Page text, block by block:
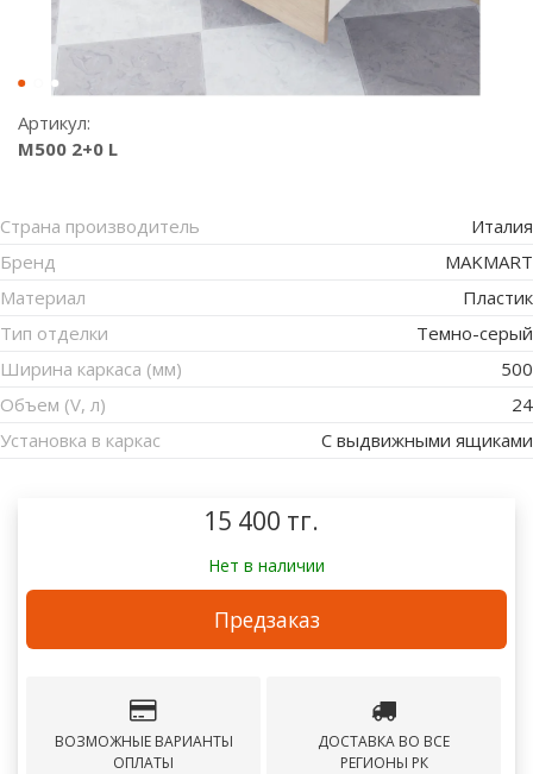
Артикул:
M500 2+0 L
Страна производитель
Италия
Бренд
MAKMART
Материал
Пластик
Тип отделки
Темно-серый
Ширина каркаса (мм)
500
Объем (V, л)
24
Установка в каркас
С выдвижными ящиками
15 400 тг.
Нет в наличии
Предзаказ
ВОЗМОЖНЫЕ ВАРИАНТЫ
ОПЛАТЫ
ДОСТАВКА ВО ВСЕ
РЕГИОНЫ РК